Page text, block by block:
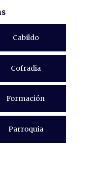
Cabildo
Cofradia
Formación
Parroquia